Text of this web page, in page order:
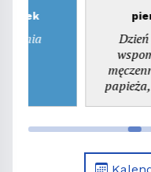
męczenników
papieża, i